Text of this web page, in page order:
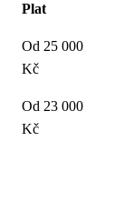
Plat
Od 25 000
Kč
Od 23 000
Kč